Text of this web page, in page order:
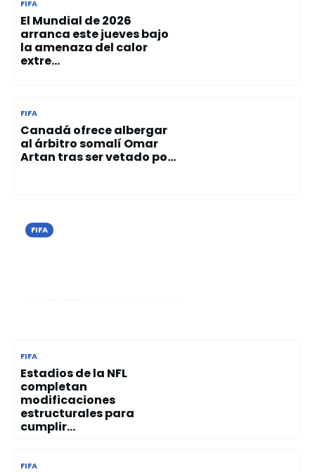
FIFA
El Mundial de 2026
arranca este jueves bajo
la amenaza del calor
extre...
FIFA
Canadá ofrece albergar
al árbitro somalí Omar
Artan tras ser vetado po...
FIFA
FIFA
Estadios de la NFL
completan
modificaciones
estructurales para
cumplir...
FIFA